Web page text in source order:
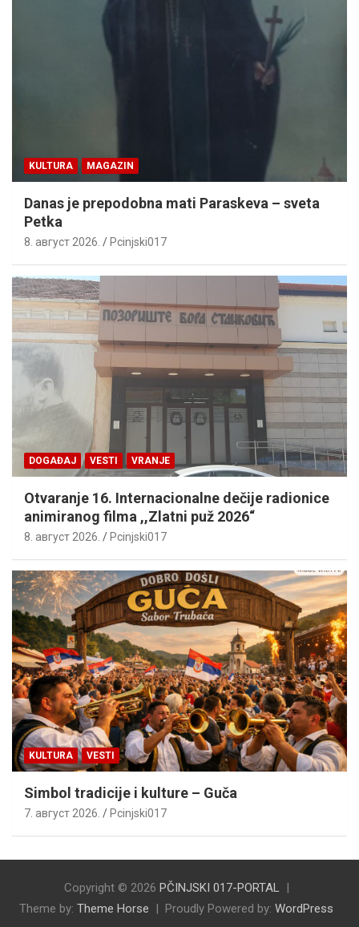
KULTURA MAGAZIN
Danas je prepodobna mati Paraskeva – sveta
Petka
8. август 2026. Pcinjski017
DOGAĐAJ VESTI VRANJE
Otvaranje 16. Internacionalne dečije radionice
animiranog filma ,,Zlatni puž 2026“
8. август 2026. Pcinjski017
KULTURA VESTI
Simbol tradicije i kulture – Guča
7. август 2026. Pcinjski017
Copyright © 2026 PČINJSKI 017-PORTAL
Theme by: Theme Horse Proudly Powered by: WordPress